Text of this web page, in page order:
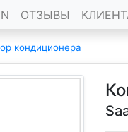
ОТЗЫВЫ
кондиционера